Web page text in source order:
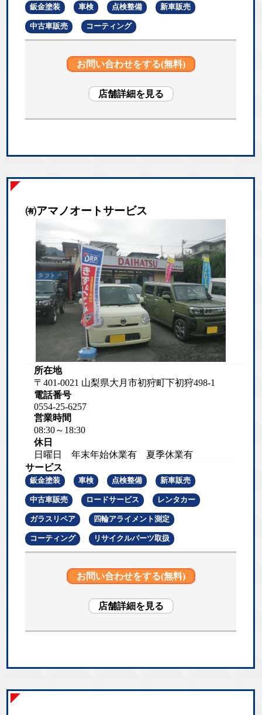
鈑金塗装 車検 点検整備 新車販売
中古車販売 コーティング
お問い合わせをする(無料)
店舗詳細を見る
㈲アマノオートサービス
所在地
〒401-0021 山梨県大月市初狩町下初狩498-1
電話番号
0554-25-6257
営業時間
08:30～18:30
休日
日曜日 年末年始休業有 夏季休業有
サービス
鈑金塗装 車検 点検整備 新車販売
中古車販売 ロードサービス レンタカー
ガラスリペア 四輪アライメント測定
コーティング リサイクルパーツ取扱
お問い合わせをする(無料)
店舗詳細を見る